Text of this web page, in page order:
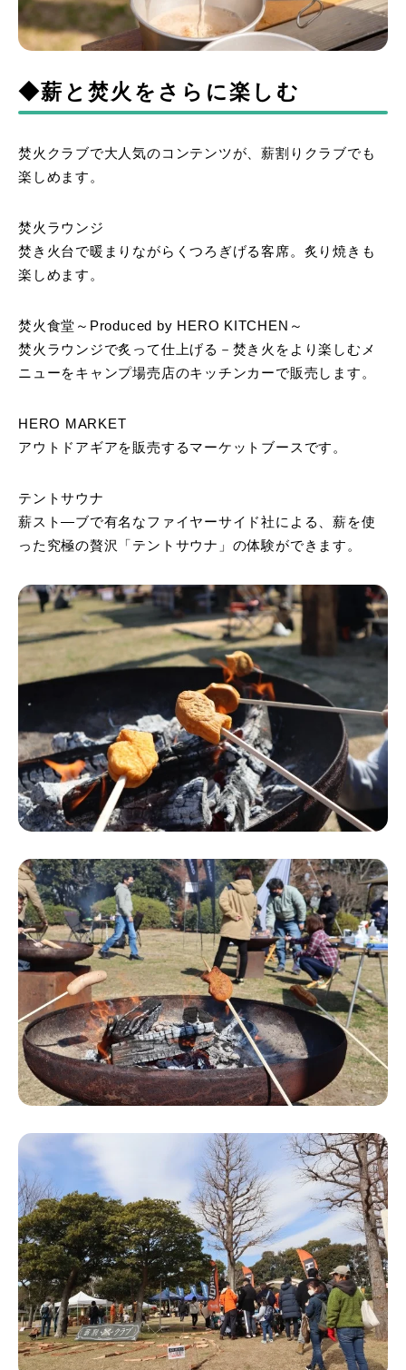
◆薪と焚火をさらに楽しむ
焚火クラブで大人気のコンテンツが、薪割りクラブでも
楽しめます。
焚火ラウンジ
焚き火台で暖まりながらくつろぎげる客席。炙り焼きも
楽しめます。
焚火食堂～Produced by HERO KITCHEN～
焚火ラウンジで炙って仕上げる－焚き火をより楽しむメ
ニューをキャンプ場売店のキッチンカーで販売します。
HERO MARKET
アウトドアギアを販売するマーケットブースです。
テントサウナ
薪スト―ブで有名なファイヤーサイド社による、薪を使
った究極の贅沢「テントサウナ」の体験ができます。